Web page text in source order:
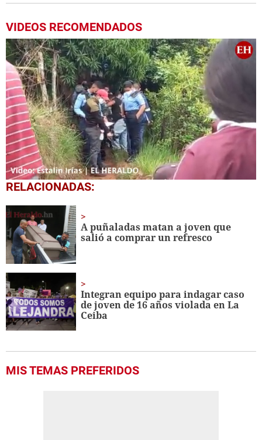
VIDEOS RECOMENDADOS
0
seconds
1
minute,
8
seconds
RELACIONADAS:
A puñaladas matan a joven que
salió a comprar un refresco
Integran equipo para indagar caso
de joven de 16 años violada en La
Ceiba
MIS TEMAS PREFERIDOS